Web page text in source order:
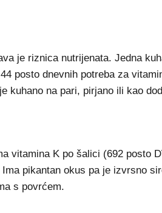
je riznica nutrijenata. Jedna
posto dnevnih potreba za
kuhano na pari, pirjano ili kao
vitamina K po šalici (692 posto
pikantan okus pa je izvrsno
s povrćem.